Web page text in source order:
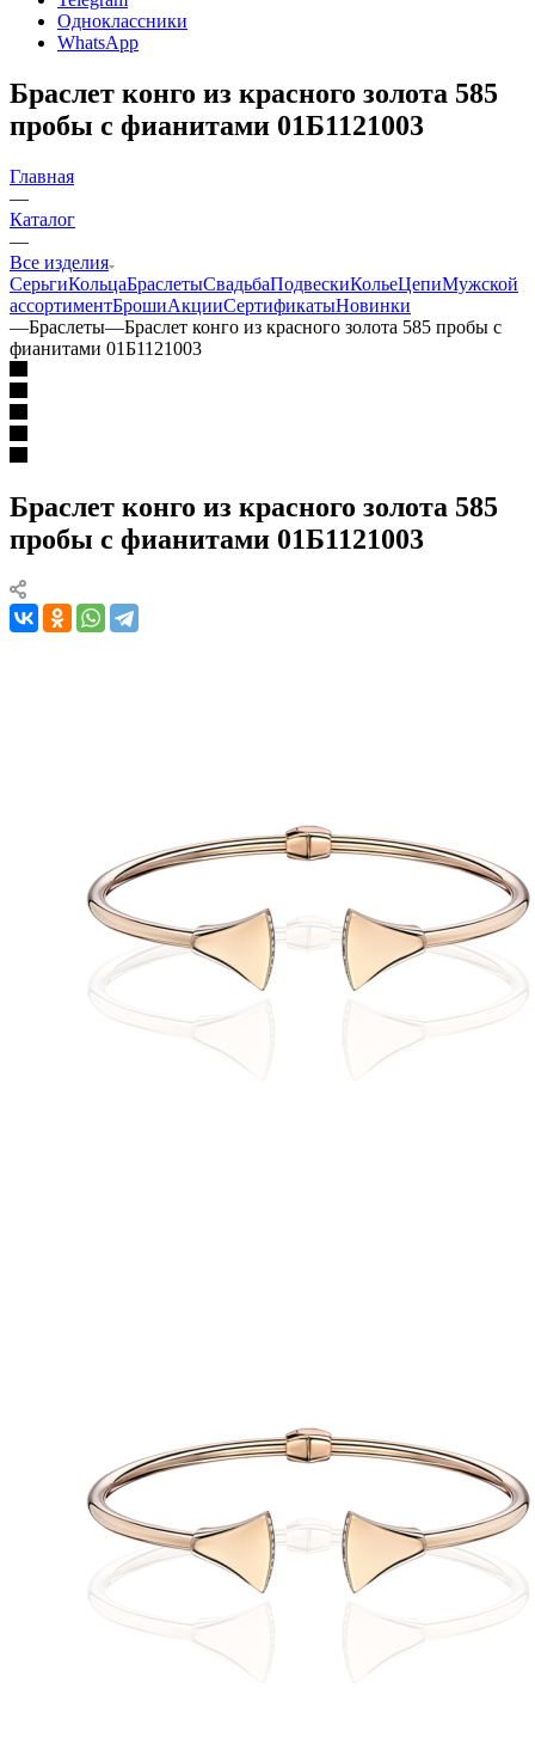
Одноклассники
WhatsApp
Браслет конго из красного золота 585
пробы с фианитами 01Б1121003
Главная
—
Каталог
—
Все изделия
СерьгиКольцаБраслетыСвадьбаПодвескиКольеЦепиМужской
ассортиментБрошиАкцииСертификатыНовинки
—Браслеты—Браслет конго из красного золота 585 пробы с
фианитами 01Б1121003
Браслет конго из красного золота 585
пробы с фианитами 01Б1121003